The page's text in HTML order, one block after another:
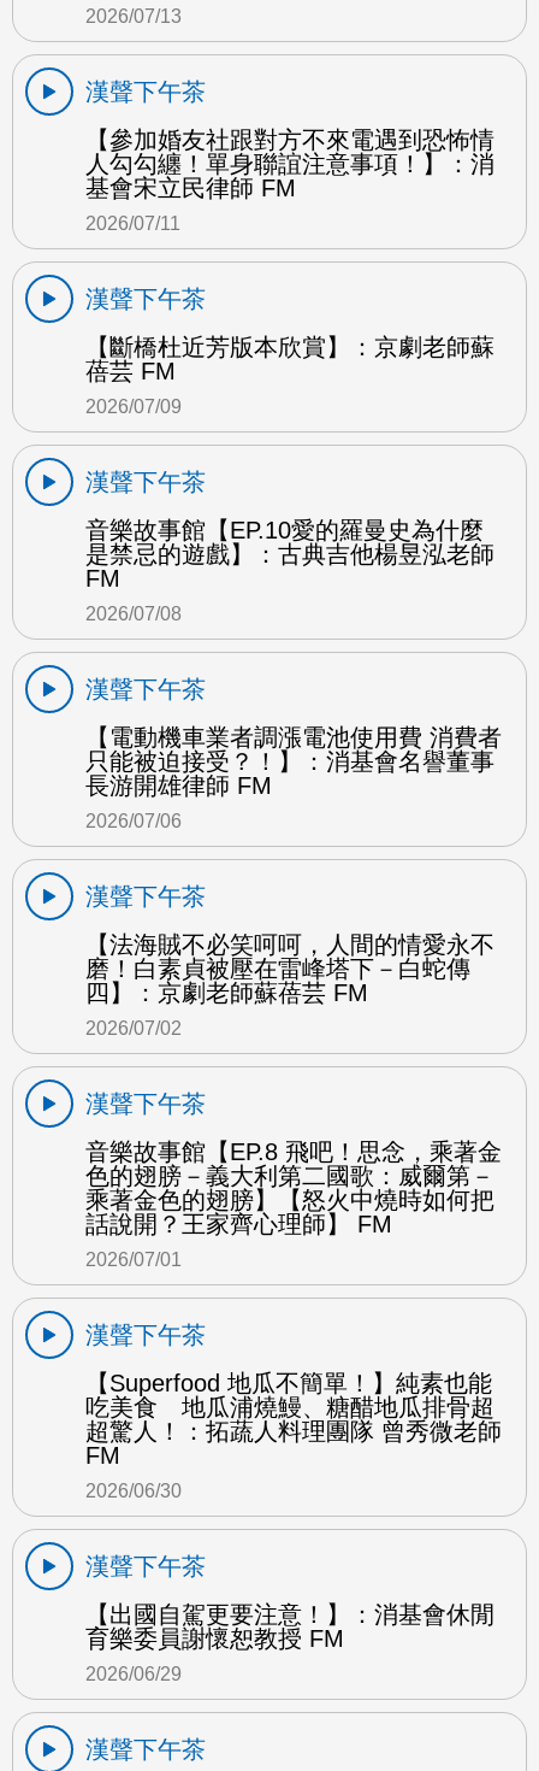
2026/07/13
漢聲下午茶
【參加婚友社跟對方不來電遇到恐怖情
人勾勾纏！單身聯誼注意事項！】：消
基會宋立民律師 FM
2026/07/11
漢聲下午茶
【斷橋杜近芳版本欣賞】：京劇老師蘇
蓓芸 FM
2026/07/09
漢聲下午茶
音樂故事館【EP.10愛的羅曼史為什麼
是禁忌的遊戲】：古典吉他楊昱泓老師
FM
2026/07/08
漢聲下午茶
【電動機車業者調漲電池使用費 消費者
只能被迫接受？！】：消基會名譽董事
長游開雄律師 FM
2026/07/06
漢聲下午茶
【法海賊不必笑呵呵，人間的情愛永不
磨！白素貞被壓在雷峰塔下－白蛇傳
四】：京劇老師蘇蓓芸 FM
2026/07/02
漢聲下午茶
音樂故事館【EP.8 飛吧！思念，乘著金
色的翅膀－義大利第二國歌：威爾第－
乘著金色的翅膀】【怒火中燒時如何把
話說開？王家齊心理師】 FM
2026/07/01
漢聲下午茶
【Superfood 地瓜不簡單！】純素也能
吃美食 地瓜浦燒鰻、糖醋地瓜排骨超
超驚人！：拓蔬人料理團隊 曾秀微老師
FM
2026/06/30
漢聲下午茶
【出國自駕更要注意！】：消基會休閒
育樂委員謝懷恕教授 FM
2026/06/29
漢聲下午茶